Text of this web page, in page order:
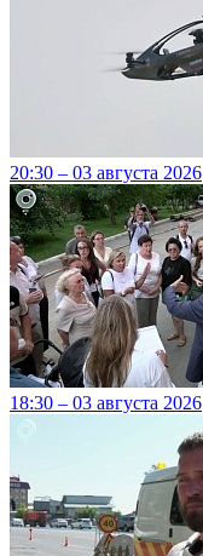
20:30 – 03 августа 2026
18:30 – 03 августа 2026